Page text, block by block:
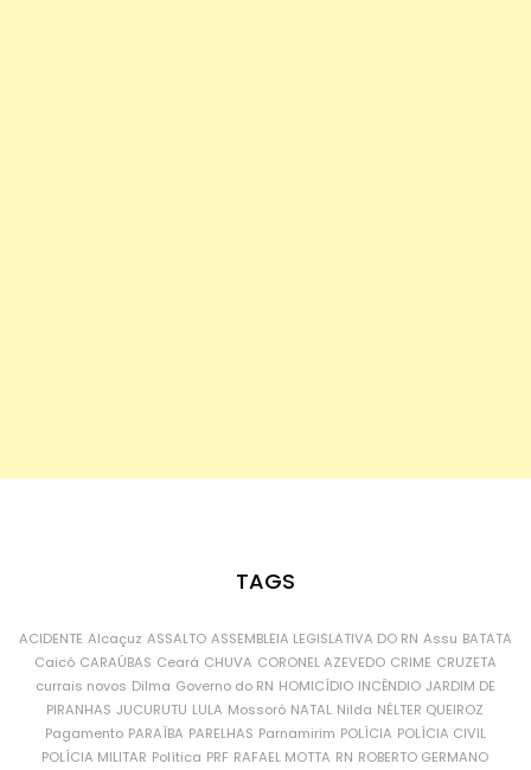
TAGS
ACIDENTE Alcaçuz ASSALTO ASSEMBLEIA LEGISLATIVA DO RN Assu BATATA
Caicó CARAÚBAS Ceará CHUVA CORONEL AZEVEDO CRIME CRUZETA
currais novos Dilma Governo do RN HOMICÍDIO INCÊNDIO JARDIM DE
PIRANHAS JUCURUTU LULA Mossoró NATAL Nilda NÉLTER QUEIROZ
Pagamento PARAÍBA PARELHAS Parnamirim POLÍCIA POLÍCIA CIVIL
POLÍCIA MILITAR Política PRF RAFAEL MOTTA RN ROBERTO GERMANO